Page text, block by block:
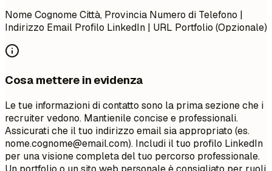
Nome Cognome Città, Provincia Numero di Telefono |
Indirizzo Email Profilo LinkedIn | URL Portfolio (Opzionale)
Cosa mettere in evidenza
Le tue informazioni di contatto sono la prima sezione che i
recruiter vedono. Mantienile concise e professionali.
Assicurati che il tuo indirizzo email sia appropriato (es.
nome.cognome@email.com). Includi il tuo profilo LinkedIn
per una visione completa del tuo percorso professionale.